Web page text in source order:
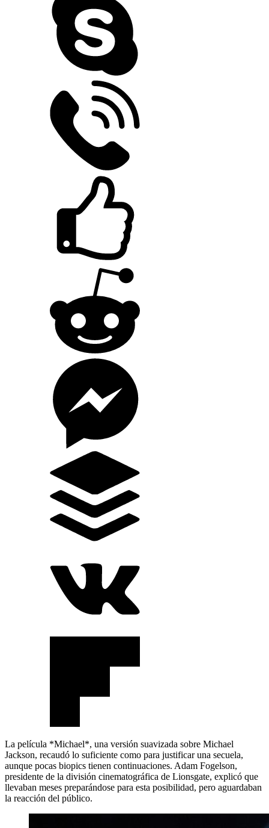
La película *Michael*, una versión suavizada sobre Michael
Jackson, recaudó lo suficiente como para justificar una secuela,
aunque pocas biopics tienen continuaciones. Adam Fogelson,
presidente de la división cinematográfica de Lionsgate, explicó que
llevaban meses preparándose para esta posibilidad, pero aguardaban
la reacción del público.